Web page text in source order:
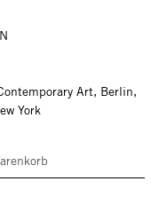
Art, Berlin,
York